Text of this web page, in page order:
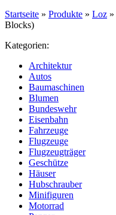
Startseite » Produkte » Loz »
Blocks)
Kategorien:
Architektur
Autos
Baumaschinen
Blumen
Bundeswehr
Eisenbahn
Fahrzeuge
Flugzeuge
Flugzeugträger
Geschütze
Häuser
Hubschrauber
Minifiguren
Motorrad